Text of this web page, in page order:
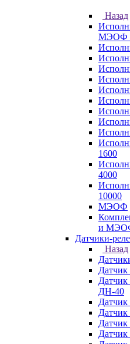
Назад
МЭОФ
1600
4000
10000
МЭОФ
и
Датчики-
Назад
ДН-40
Датчик